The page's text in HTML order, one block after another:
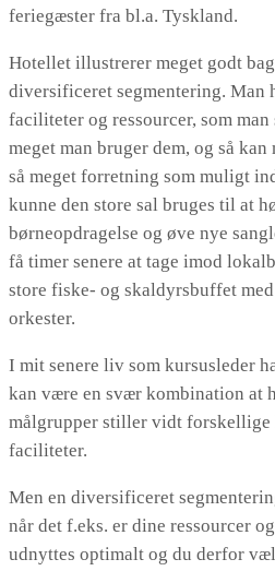
feriegæster fra bl.a. Tyskland.
Hotellet illustrerer meget godt
diversificeret segmentering. Man
faciliteter og ressourcer, som
meget man bruger dem, og så
så meget forretning som muligt
kunne den store sal bruges til at
børneopdragelse og øve nye
få timer senere at tage imod
store fiske- og skaldyrsbuffet
orkester.
I mit senere liv som kursusleder
kan være en svær kombination at
målgrupper stiller vidt forskellige
faciliteter.
Men en diversificeret
når det f.eks. er dine ressourcer
udnyttes optimalt og du derfor